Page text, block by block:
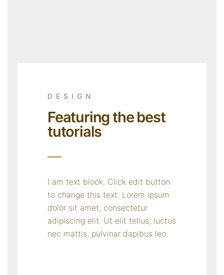
DESIGN
Featuring the best
tutorials
I am text block. Click edit button
to change this text. Lorem ipsum
dolor sit amet, consectetur
adipiscing elit. Ut elit tellus, luctus
nec mattis, pulvinar dapibus leo.